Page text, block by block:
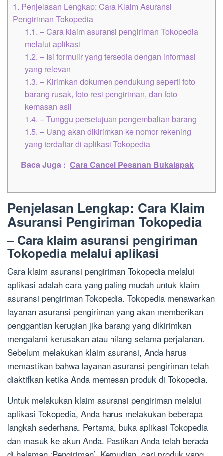
1. Penjelasan Lengkap: Cara Klaim Asuransi
Pengiriman Tokopedia
1.1. – Cara klaim asuransi pengiriman Tokopedia
melalui aplikasi
1.2. – Isi formulir yang tersedia dengan informasi
yang relevan
1.3. – Kirimkan dokumen pendukung seperti foto
barang rusak, foto resi pengiriman, dan foto
kemasan asli
1.4. – Tunggu persetujuan pengembalian barang
1.5. – Uang akan dikirimkan ke nomor rekening
yang terdaftar di aplikasi Tokopedia
Baca Juga : Cara Cancel Pesanan Bukalapak
Penjelasan Lengkap: Cara Klaim
Asuransi Pengiriman Tokopedia
– Cara klaim asuransi pengiriman
Tokopedia melalui aplikasi
Cara klaim asuransi pengiriman Tokopedia melalui
aplikasi adalah cara yang paling mudah untuk klaim
asuransi pengiriman Tokopedia. Tokopedia menawarkan
layanan asuransi pengiriman yang akan memberikan
penggantian kerugian jika barang yang dikirimkan
mengalami kerusakan atau hilang selama perjalanan.
Sebelum melakukan klaim asuransi, Anda harus
memastikan bahwa layanan asuransi pengiriman telah
diaktifkan ketika Anda memesan produk di Tokopedia.
Untuk melakukan klaim asuransi pengiriman melalui
aplikasi Tokopedia, Anda harus melakukan beberapa
langkah sederhana. Pertama, buka aplikasi Tokopedia
dan masuk ke akun Anda. Pastikan Anda telah berada